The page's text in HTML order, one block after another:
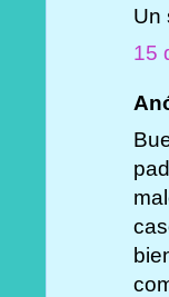
Un
15